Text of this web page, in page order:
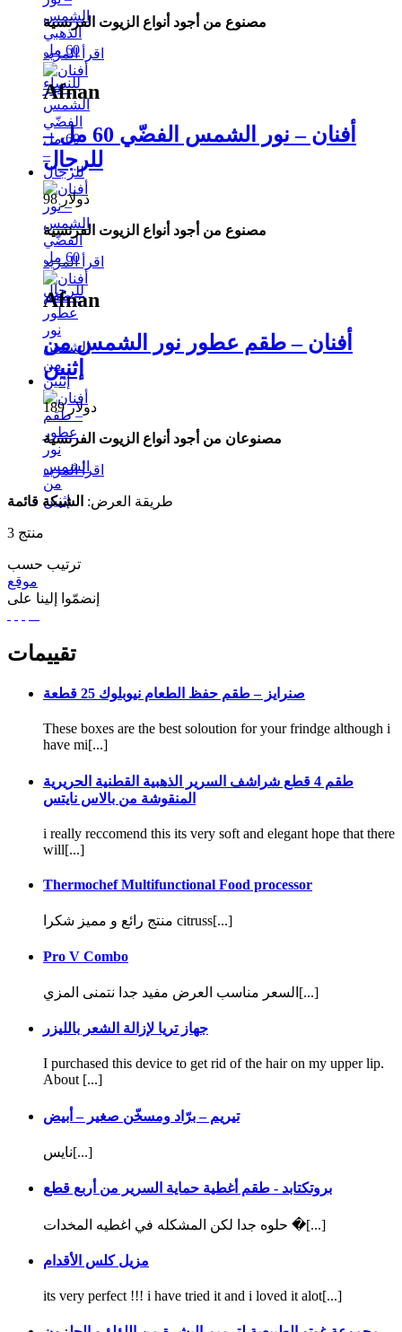
مصنوع من أجود أنواع الزيوت الفرنسية
اقرأ المزيد
Afnan
أفنان – نور الشمس الفضّي 60 مل –
للرجال
98 دولار
مصنوع من أجود أنواع الزيوت الفرنسية
اقرأ المزيد
Afnan
أفنان – طقم عطور نور الشمس من
إثنين
189 دولار
مصنوعان من أجود أنواع الزيوت الفرنسية
اقرأ المزيد
طريقة العرض: الشبكة قائمة
3 منتج
ترتيب حسب
موقع
إنضمّوا إلينا على
تقييمات
صنرايز – طقم حفظ الطعام نيوبلوك 25 قطعة
These boxes are the best soloution for your frindge although i
have mi[...]
طقم 4 قطع شراشف السرير الذهبية القطنية الحريرية
المنقوشة من بالاس نايتس
i really reccomend this its very soft and elegant hope that there
will[...]
Thermochef Multifunctional Food processor
منتج رائع و مميز شكرا citruss[...]
Pro V Combo
السعر مناسب العرض مفيد جدا نتمنى المزي[...]
جهاز تريا لإزالة الشعر بالليزر
I purchased this device to get rid of the hair on my upper lip.
About [...]
تيريم – برّاد ومسخّن صغير – أبيض
نايس[...]
بروتكتابد - طقم أغطية حماية السرير من أربع قطع
حلوه جدا لكن المشكله في اغطيه المخدات �[...]
مزيل كلس الأقدام
its very perfect !!! i have tried it and i loved it alot[...]